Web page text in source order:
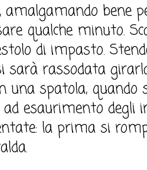
bene
qualche minuto.
di impasto.
sarà rassodata
una spatola, quando
esaurimento degli
la prima si